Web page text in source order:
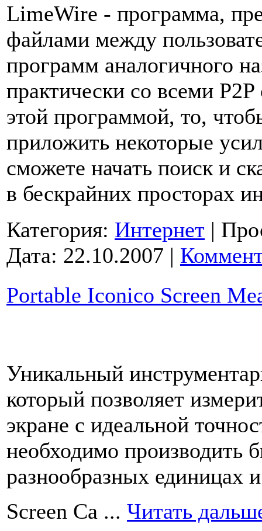
LimeWire - программа,
файлами между
программ аналогичного
практически со всеми
этой программой, то,
приложить некоторые
сможете начать поиск и
в бескрайних просторах
Категория: Интернет |
Дата: 22.10.2007 |
Portable Iconico Screen
Уникальный
который позволяет
экране с идеальной
необходимо производить
разнообразных единицах
Screen Ca ... Читать